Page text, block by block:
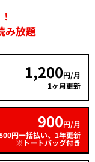
み放題
1,200円/月
1ヶ月更新
900円/月
円一括払い、1年更新
※トートバッグ付き